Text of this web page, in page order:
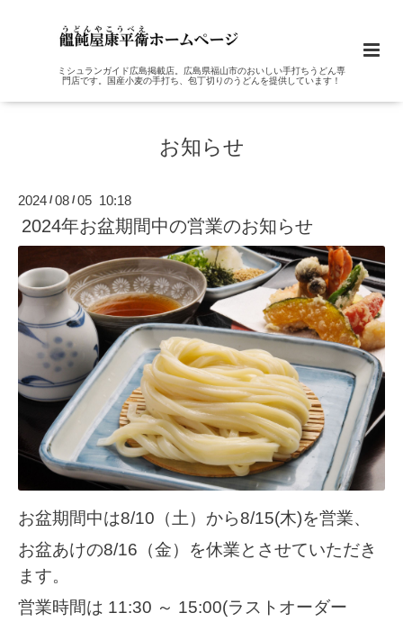
ミシュランガイド広島掲載店。広島県福山市のおいしい手打ちうどん専
門店です。国産小麦の手打ち、包丁切りのうどんを提供しています！
お知らせ
2024 /08 /05 10:18
2024年お盆期間中の営業のお知らせ
お盆期間中は8/10（土）から8/15(木)を営業、
お盆あけの8/16（金）を休業とさせていただき
ます。
営業時間は 11:30 ～ 15:00(ラストオーダー